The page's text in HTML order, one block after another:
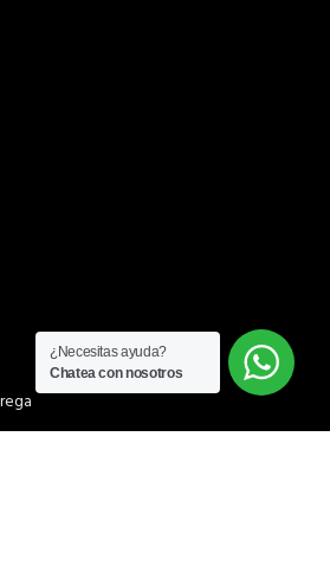
¿Necesitas ayuda?
Chatea con nosotros